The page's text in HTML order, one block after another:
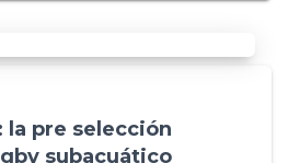
pre selección
subacuático